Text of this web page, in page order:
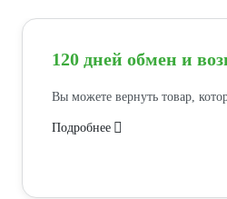
120 дней обмен и
Вы можете вернуть товар,
Подробнее